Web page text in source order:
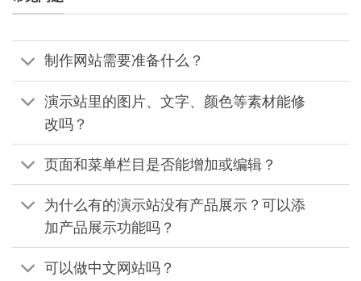
制作网站需要准备什么？
演示站里的图片、文字、颜色等素材能修
改吗？
页面和菜单栏目是否能增加或编辑？
为什么有的演示站没有产品展示？可以添
加产品展示功能吗？
可以做中文网站吗？